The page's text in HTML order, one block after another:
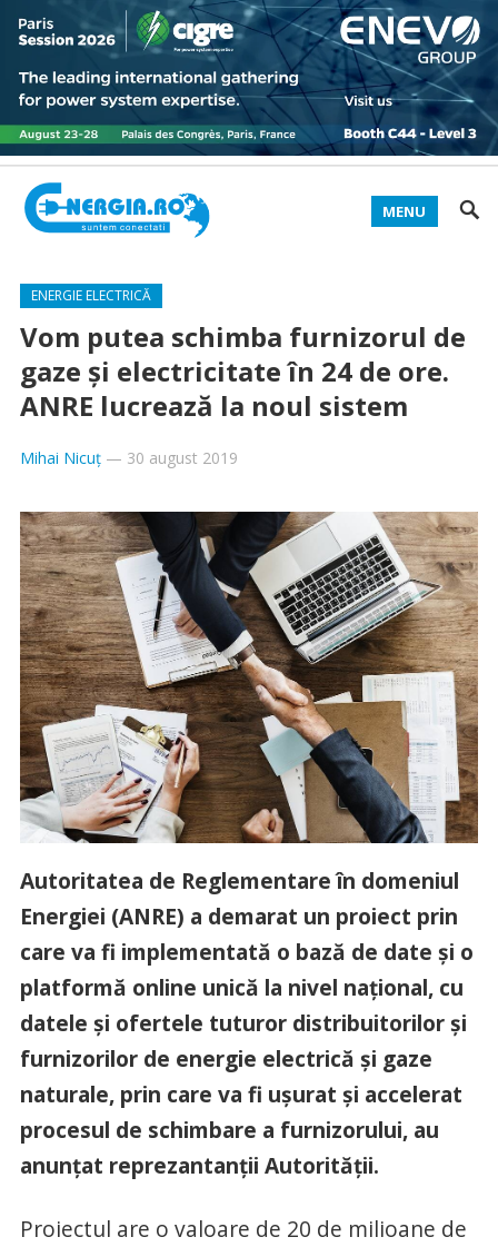
MENU
ENERGIE ELECTRICĂ
Vom putea schimba furnizorul de
gaze și electricitate în 24 de ore.
ANRE lucrează la noul sistem
Mihai Nicuț— 30 august 2019
Autoritatea de Reglementare în domeniul
Energiei (ANRE) a demarat un proiect prin
care va fi implementată o bază de date și o
platformă online unică la nivel național, cu
datele și ofertele tuturor distribuitorilor și
furnizorilor de energie electrică și gaze
naturale, prin care va fi ușurat și accelerat
procesul de schimbare a furnizorului, au
anunțat reprezantanții Autorității.
Proiectul are o valoare de 20 de milioane de